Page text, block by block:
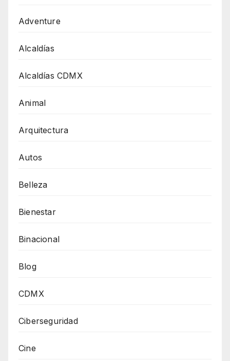
Adventure
Alcaldías
Alcaldías CDMX
Animal
Arquitectura
Autos
Belleza
Bienestar
Binacional
Blog
CDMX
Ciberseguridad
Cine